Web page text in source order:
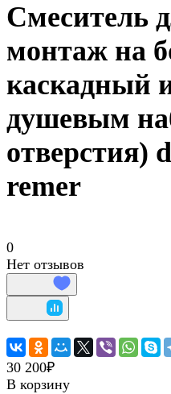
Смеситель
монтаж на
каскадный
душевым
отверстия)
remer
0
Нет отзывов
30 200₽
В корзину